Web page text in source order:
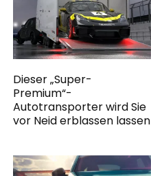
Dieser „Super-
Premium“-
Autotransporter wird Sie
vor Neid erblassen lassen